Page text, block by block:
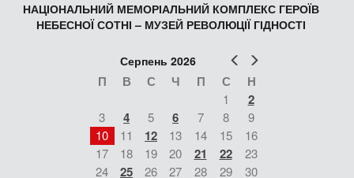
НАЦІОНАЛЬНИЙ МЕМОРІАЛЬНИЙ КОМПЛЕКС ГЕРОЇВ
НЕБЕСНОЇ СОТНІ – МУЗЕЙ РЕВОЛЮЦІЇ ГІДНОСТІ
Попер
Серпень 2026
П В С Ч П С Н
1 2
3 4 5 6 7 8
9
10
11 12 13 14 15
16
17
18 19 20 21 22
23
24
25 26 27 28 29
30